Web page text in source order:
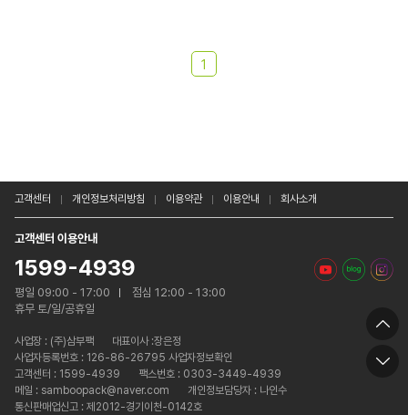
1
고객센터 개인정보처리방침 이용약관 이용안내 회사소개
고객센터 이용안내
1599-4939
평일 09:00 - 17:00
점심 12:00 - 13:00
휴무 토/일/공휴일
사업장 : (주)삼부팩
대표이사 :장은정
사업자등록번호 : 126-86-26795 사업자정보확인
고객센터 : 1599-4939
팩스번호 : 0303-3449-4939
메일 : samboopack@naver.com
개인정보담당자 : 나인수
통신판매업신고 : 제2012-경기이천-0142호